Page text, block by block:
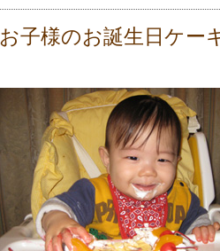
お子様のお誕生日ケー